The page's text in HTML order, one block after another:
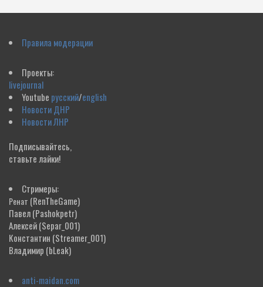
Правила модерации
Проекты:
livejournal
Youtube русский/english
Новости ДНР
Новости ЛНР
Подписывайтесь,
ставьте лайки!
Стримеры:
Ренат (RenTheGame)
Павел(Pashokpetr)
Алексей(Separ_001)
Константин (Streamer_001)
Владимир (bLeak)
anti-maidan.com